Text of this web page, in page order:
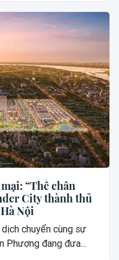
“Thế chân
City thành thủ
Nội
chuyển cùng sự
Phượng đang đưa...